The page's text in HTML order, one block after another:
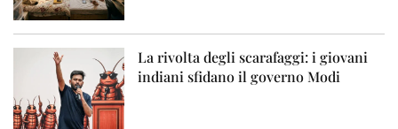
La rivolta degli scarafaggi: i giovani
indiani sfidano il governo Modi